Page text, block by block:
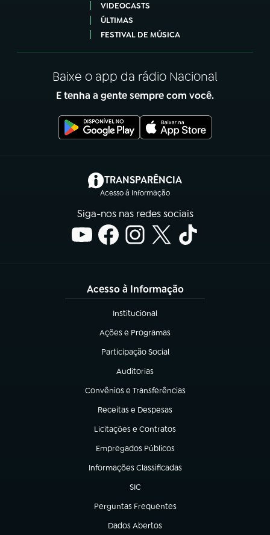
VIDEOCASTS
ÚLTIMAS
FESTIVAL DE MÚSICA
Baixe o app da rádio Nacional
E tenha a gente sempre com você.
TRANSPARÊNCIA
Acesso à Informação
(abre em nova aba)
Siga-nos nas redes sociais
Acesso à Informação
Institucional
(abre em nova aba)
Ações e Programas
(abre em nova aba)
Participação Social
(abre em nova aba)
Auditorias
(abre em nova aba)
Convênios e Transferências
(abre em nova aba)
Receitas e Despesas
(abre em nova aba)
Licitações e Contratos
(abre em nova aba)
Empregados Públicos
(abre em nova aba)
Informações Classificadas
(abre em nova aba)
SIC
(abre em nova aba)
Perguntas Frequentes
(abre em nova aba)
Dados Abertos
(abre em nova aba)